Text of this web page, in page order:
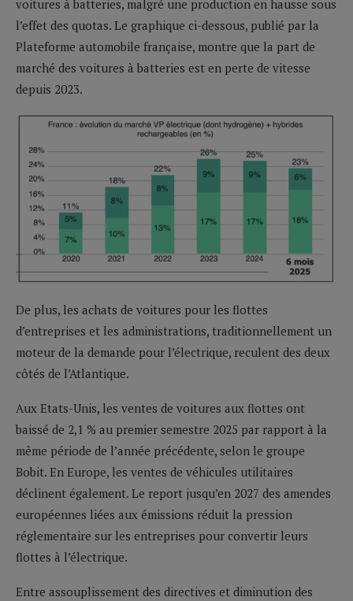
voitures à batteries, malgré une production en hausse sous
l’effet des quotas. Le graphique ci-dessous, publié par la
Plateforme automobile française, montre que la part de
marché des voitures à batteries est en perte de vitesse
depuis 2023.
De plus, les achats de voitures pour les flottes
d’entreprises et les administrations, traditionnellement un
moteur de la demande pour l’électrique, reculent des deux
côtés de l’Atlantique.
Aux Etats-Unis, les ventes de voitures aux flottes ont
baissé de 2,1 % au premier semestre 2025 par rapport à la
même période de l’année précédente, selon le groupe
Bobit. En Europe, les ventes de véhicules utilitaires
déclinent également. Le report jusqu’en 2027 des amendes
européennes liées aux émissions réduit la pression
réglementaire sur les entreprises pour convertir leurs
flottes à l’électrique.
Entre assouplissement des directives et diminution des